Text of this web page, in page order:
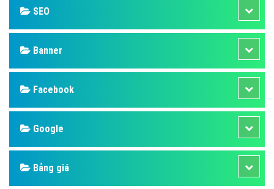
SEO
Banner
Facebook
Google
Bảng giá